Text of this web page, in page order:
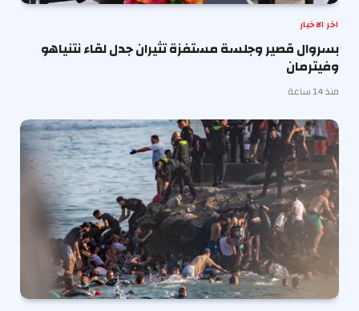
اخر الاخبار
بسروال قصير وجلسة مستفزة تثيران جدل لقاء نتنياهو
وفيترمان
منذ 14 ساعة